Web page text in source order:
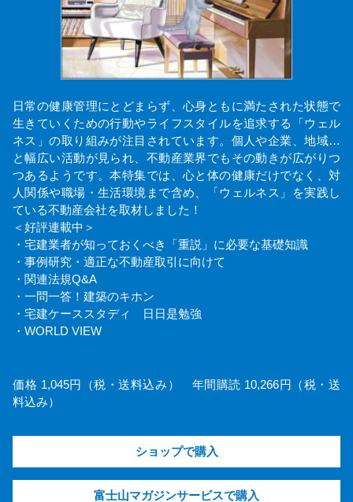
日常の健康管理にとどまらず、心身ともに満たされた状態で
生きていくための行動やライフスタイルを追求する「ウェル
ネス」の取り組みが注目されています。個人や企業、地域…
と幅広い活動が見られ、不動産業界でもその動きが広がりつ
つあるようです。本特集では、心と体の健康だけでなく、対
人関係や職場・生活環境まで含め、「ウェルネス」を実践し
ている不動産会社を取材しました！
＜好評連載中＞
・宅建業者が知っておくべき「重説」に必要な基礎知識
・事例研究・適正な不動産取引に向けて
・関連法規Q&A
・一問一答！建築のキホン
・宅建ケーススタディ 日日是勉強
・WORLD VIEW
価格 1,045円（税・送料込み） 年間購読 10,266円（税・送
料込み）
ショップで購入
富士山マガジンサービスで購入